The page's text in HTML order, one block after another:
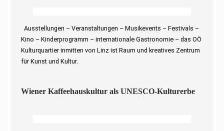
Ausstellungen – Veranstaltungen – Musikevents – Festivals –
Kino – Kinderprogramm – internationale Gastronomie – das OÖ
Kulturquartier inmitten von Linz ist Raum und kreatives Zentrum
für Kunst und Kultur.
Wiener Kaffeehauskultur als UNESCO-Kulturerbe